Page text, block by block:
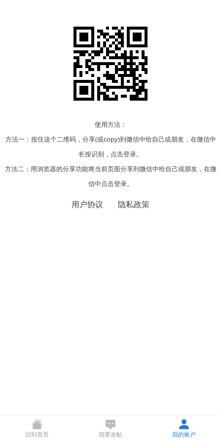
使用方法：
方法一：按住这个二维码，分享(或copy)到微信中给自己或朋友，在微信中
长按识别，点击登录。
方法二：用浏览器的分享功能将当前页面分享到微信中给自己或朋友，在微
信中点击登录。
用户协议 隐私政策
回到首页 我要发帖 我的账户